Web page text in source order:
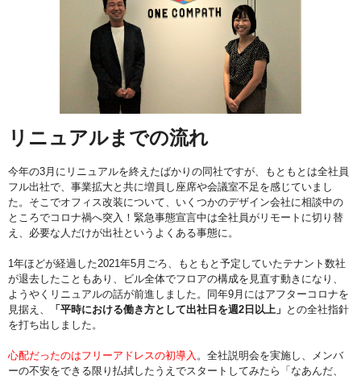
リニュアルまでの流れ
今年の3月にリニュアルを終えたばかりの同社ですが、もともとは全社員
フル出社で、事業拡大と共に増員し座席や会議室不足を感じていまし
た。そこでオフィス改装について、いくつかのデザイン会社に相談中の
ところでコロナ禍へ突入！緊急事態宣言中は全社員がリモートに切り替
え、必要な人だけが出社というよくある事態に。
1年ほどが経過した2021年5月ごろ、もともと予定していたテナント数社
が退去したこともあり、ビル全体でフロアの構成を見直す動きになり、
ようやくリニュアルの話が前進しました。同年9月にはアフターコロナを
見据え、
「平時における働き方として出社日を週2日以上」 との全社指針
を打ち出しました。
心配だったのはフリーアドレスの初導入 。全社説明会を実施し、メンバ
ーの不安をできる限り払拭したうえでスタートしてみたら「なあんだ、